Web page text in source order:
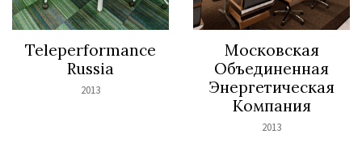
Teleperformance
Russia
2013
Московская
Объединенная
Энергетическая
Компания
2013